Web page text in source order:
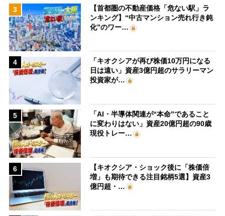
3
【首都圏の不動産価格「危ない駅」ラ
ンキング】“中古マンション売れ行き鈍
化”のワー…
4
「キオクシアが再び株価10万円になる
日は遠い」資産3億円超のサラリーマン
投資家が…
5
「AI・半導体関連が“本命”であること
に変わりはない」資産20億円超の90歳
現役トレー…
6
【キオクシア・ショック後に「株価倍
増」も期待できる注目銘柄5選】資産3
億円超・…